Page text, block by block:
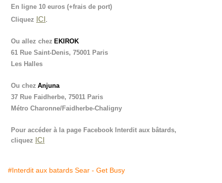
En ligne 10 euros (+frais de port)
Cliquez ICI.
Ou allez chez EKIROK
61 Rue Saint-Denis, 75001 Paris
Les Halles
Ou chez Anjuna
37 Rue Faidherbe, 75011 Paris
Métro Charonne/Faidherbe-Chaligny
Pour accéder à la page Facebook Interdit aux bâtards,
cliquez ICI
#Interdit aux batards Sear - Get Busy